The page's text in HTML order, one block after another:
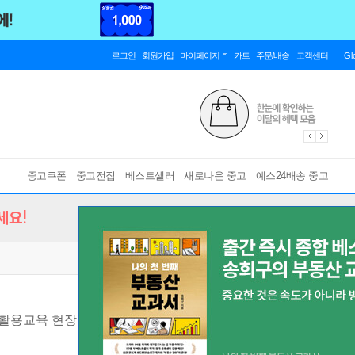
로그인 회원가입 마이페이지 카트 주문/배송 고객센터
중고쿠폰 중고전집 베스트셀러 새로나온 중고 예스24배송 중고
요!
용교육 현장의 강사 수강생 필수 교재